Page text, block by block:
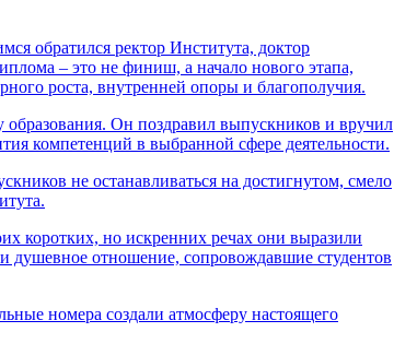
обратился ректор Института, доктор
– это не финиш, а начало нового этапа,
роста, внутренней опоры и благополучия.
образования. Он поздравил выпускников и вручил
компетенций в выбранной сфере деятельности.
не останавливаться на достигнутом, смело
коротких, но искренних речах они выразили
и душевное отношение, сопровождавшие студентов
номера создали атмосферу настоящего